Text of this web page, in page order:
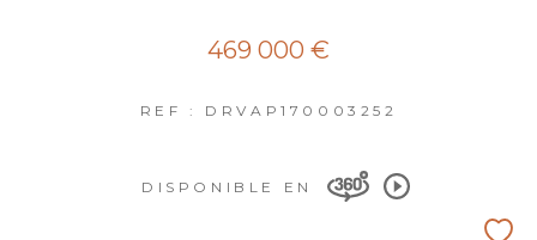
469 000 €
REF : DRVAP170003252
DISPONIBLE EN